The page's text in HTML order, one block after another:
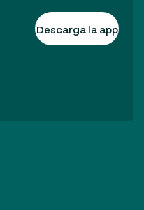
Descarga la app